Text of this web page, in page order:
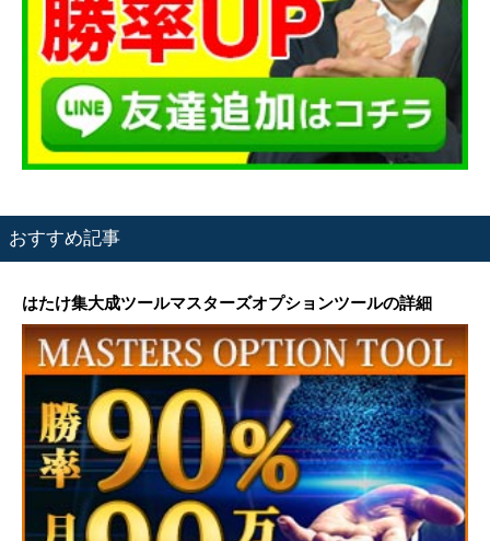
おすすめ記事
はたけ集大成ツールマスターズオプションツールの詳細